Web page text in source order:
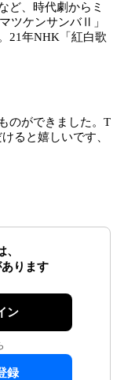
ど、時代劇からミ
ツケンサンバⅡ」
21年NHK「紅白歌
のができました。T
ると嬉しいです、
ります
ン
録